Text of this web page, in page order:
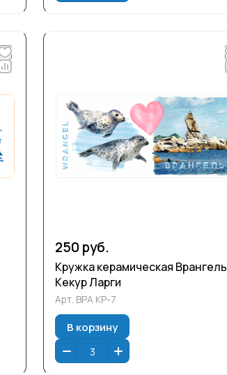
250 руб.
Кружка керамическая Врангель
Кекур Ларги
Арт. ВРА КР-7
В корзину